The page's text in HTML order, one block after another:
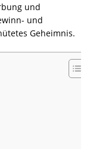
und
und
Geheimnis.